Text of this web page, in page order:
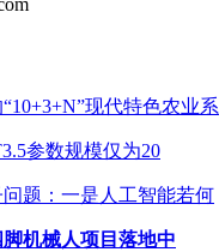
现代特色农业系
参数规模仅为20
题：一是人工智能若何
机械人项目落地中